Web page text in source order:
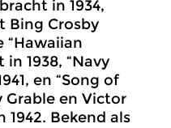
in 1934,
Bing Crosby
“Hawaiian
1938, “Navy
en “Song of
Grable en Victor
Bekend als